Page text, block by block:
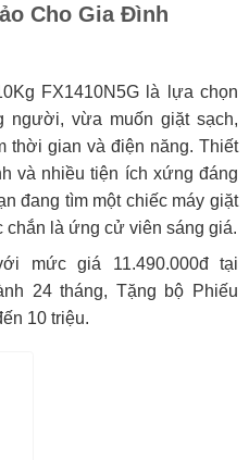
Cho Gia Đình
FX1410N5G là lựa chọn
người, vừa muốn giặt sạch,
thời gian và điện năng. Thiết
và nhiều tiện ích xứng đáng
đang tìm một chiếc máy giặt
chắn là ứng cử viên sáng giá.
mức giá 11.490.000đ tại
24 tháng, Tặng bộ Phiếu
10 triệu.